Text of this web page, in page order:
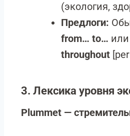
(экология,
Предлоги:
from… to… или
throughout
3. Лексика уровня
Plummet —